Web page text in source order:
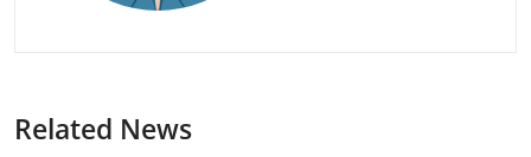
Related News